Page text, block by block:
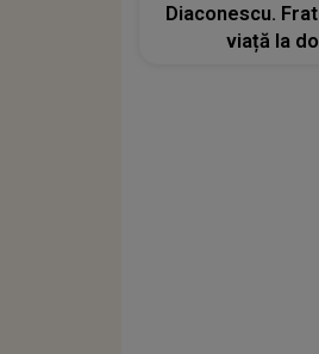
Diaconescu.
viață la